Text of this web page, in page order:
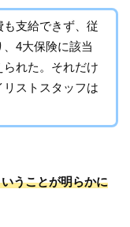
支給できず、従
4大保険に該当
れた。それだけ
ストスタッフは
うことが明らかに